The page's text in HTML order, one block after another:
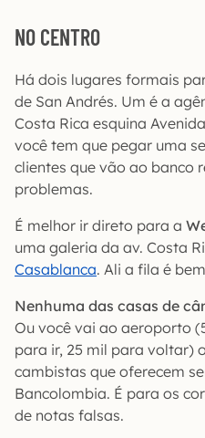
NO CENTRO
Há dois lugares formais
de San Andrés. Um é a
Costa Rica esquina
você tem que pegar uma
clientes que vão ao banco
problemas.
É melhor ir direto para a
uma galeria da av. Costa
Casablanca. Ali a fila é
Nenhuma das casas de
Ou você vai ao aeroporto
para ir, 25 mil para voltar)
cambistas que oferecem
Bancolombia. É para os
de notas falsas.